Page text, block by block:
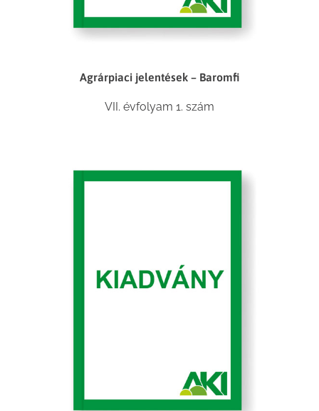
Agrárpiaci jelentések – Baromfi
VII. évfolyam 1. szám